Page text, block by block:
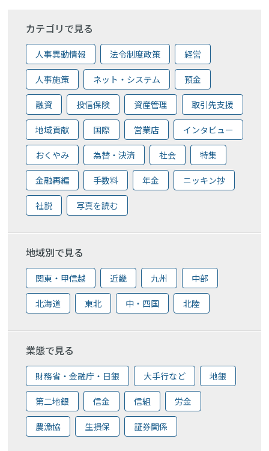
カテゴリで見る
人事異動情報 法令制度政策 経営
人事施策 ネット・システム 預金
融資 投信保険 資産管理 取引先支援
地域貢献 国際 営業店 インタビュー
おくやみ 為替・決済 社会 特集
金融再編 手数料 年金 ニッキン抄
社説 写真を読む
地域別で見る
関東・甲信越 近畿 九州 中部
北海道 東北 中・四国 北陸
業態で見る
財務省・金融庁・日銀 大手行など 地銀
第二地銀 信金 信組 労金
農漁協 生損保 証券関係